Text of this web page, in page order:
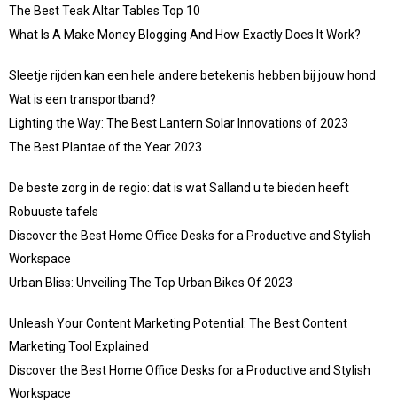
The Best Teak Altar Tables Top 10
What Is A Make Money Blogging And How Exactly Does It Work?
Sleetje rijden kan een hele andere betekenis hebben bij jouw hond
Wat is een transportband?
Lighting the Way: The Best Lantern Solar Innovations of 2023
The Best Plantae of the Year 2023
De beste zorg in de regio: dat is wat Salland u te bieden heeft
Robuuste tafels
Discover the Best Home Office Desks for a Productive and Stylish
Workspace
Urban Bliss: Unveiling The Top Urban Bikes Of 2023
Unleash Your Content Marketing Potential: The Best Content
Marketing Tool Explained
Discover the Best Home Office Desks for a Productive and Stylish
Workspace